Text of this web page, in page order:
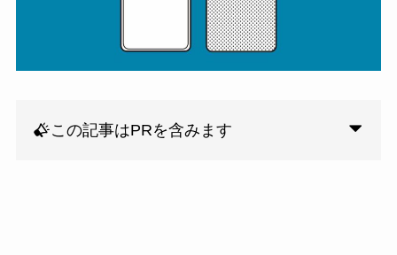
この記事はPRを含みます